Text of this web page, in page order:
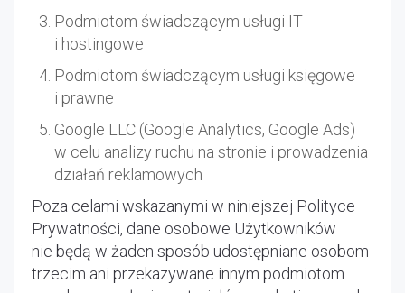
Podmiotom świadczącym usługi IT
i hostingowe
Podmiotom świadczącym usługi księgowe
i prawne
Google LLC (Google Analytics, Google Ads)
w celu analizy ruchu na stronie i prowadzenia
działań reklamowych
Poza celami wskazanymi w niniejszej Polityce
Prywatności, dane osobowe Użytkowników
nie będą w żaden sposób udostępniane osobom
trzecim ani przekazywane innym podmiotom